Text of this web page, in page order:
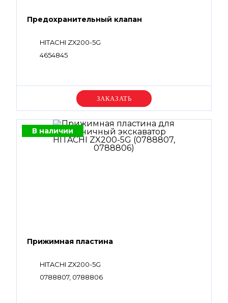
Предохранительный клапан
HITACHI ZX200-5G
4654845
Уточняйте цену
В наличии
Прижимная пластина
HITACHI ZX200-5G
0788807, 0788806